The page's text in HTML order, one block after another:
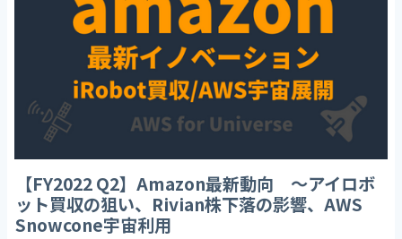
【FY2022 Q2】Amazon最新動向 ～アイロボ
ット買収の狙い、Rivian株下落の影響、AWS
Snowcone宇宙利用